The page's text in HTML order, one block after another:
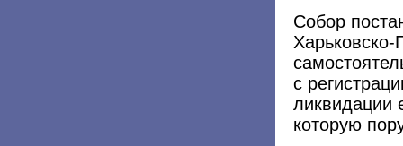
Собор
с
ликвидации
которую